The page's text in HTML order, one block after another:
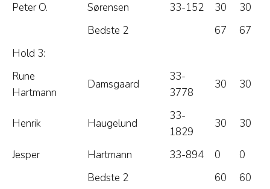
Peter O. Sørensen 33-152 30
30
Bedste 2
67
67
Hold 3:
Rune
Hartmann
Damsgaard
33-
3778
30 30
Henrik Haugelund
33-
1829
30 30
Jesper Hartmann 33-894 0
0
Bedste 2
60
60